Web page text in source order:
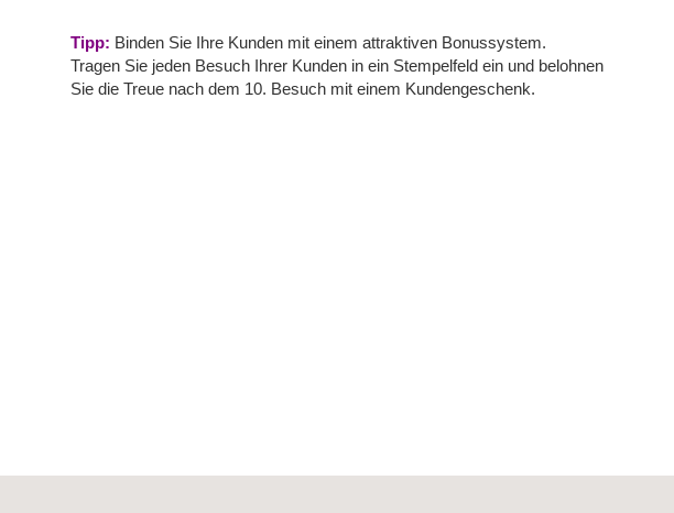
Tipp: Binden Sie Ihre Kunden mit einem attraktiven Bonussystem.
Tragen Sie jeden Besuch Ihrer Kunden in ein Stempelfeld ein und belohnen
Sie die Treue nach dem 10. Besuch mit einem Kundengeschenk.